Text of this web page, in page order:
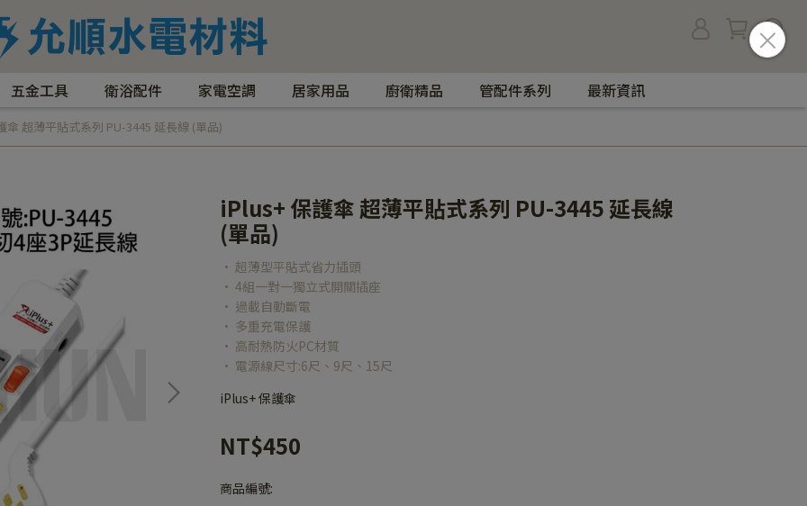
五金工具 衛浴配件 家電空調 居家用品 廚衛精品 管配件系列 最新資訊
傘 超薄平貼式系列 PU-3445 延長線 (單品)
iPlus+ 保護傘 超薄平貼式系列 PU-3445 延長線
(單品)
• 超薄型平貼式省力插頭
• 4組一對一獨立式開關插座
• 過載自動斷電
• 多重充電保護
• 高耐熱防火PC材質
• 電源線尺寸:6尺、9尺、15尺
iPlus+ 保護傘
NT$450
商品編號: